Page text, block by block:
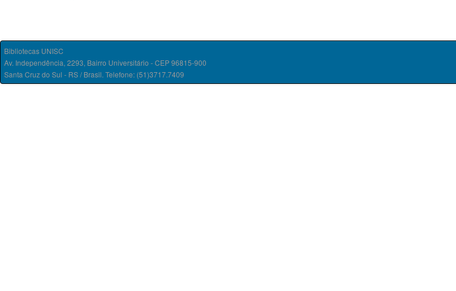
Bibliotecas UNISC
Av. Independência, 2293, Bairro Universitário - CEP 96815-900
Santa Cruz do Sul - RS / Brasil. Telefone: (51)3717.7409